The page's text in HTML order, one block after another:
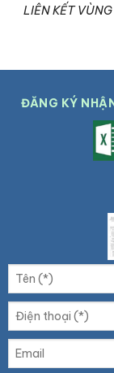
LIÊN KẾT
ĐĂNG KÝ